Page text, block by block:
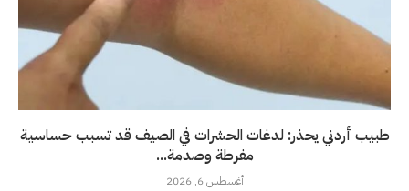
طبيب أردني يحذر: لدغات الحشرات في الصيف قد تسبب حساسية
مفرطة وصدمة...
أغسطس 6, 2026